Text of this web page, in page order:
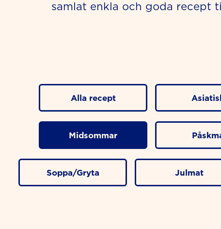
samlat enkla och goda recept
Alla recept
Midsommar
Soppa/Gryta Julmat